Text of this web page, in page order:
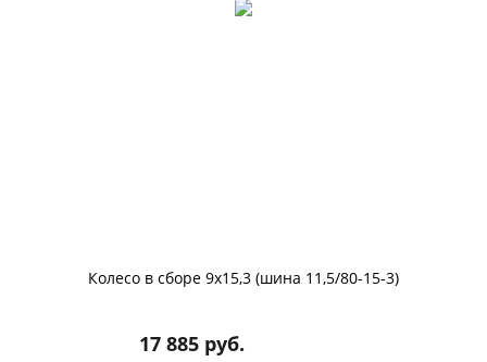
Колесо в сборе 9х15,3 (шина 11,5/80-15-3)
17 885 руб.